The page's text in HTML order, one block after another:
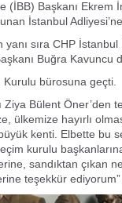
(İBB) Başkanı Ekrem
İstanbul
sıra CHP İstanbul
Buğra Kavuncu
bürosuna geçti.
Bülent Öner’den
ülkemize hayırlı
kenti. Elbette bu
kurulu
sandıktan çıkan
teşekkür ediyorum”